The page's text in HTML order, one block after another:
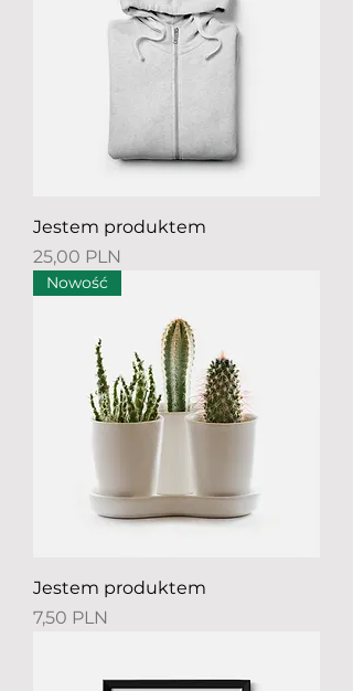
Jestem produktem
Preis
25,00 PLN
Nowość
Jestem produktem
Preis
7,50 PLN